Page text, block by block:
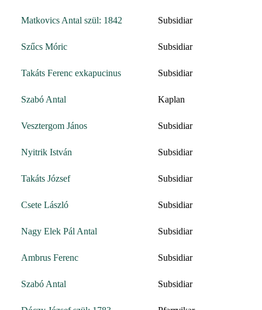
Matkovics Antal szül: 1842 Subsidiar
Szűcs Móric Subsidiar
Takáts Ferenc exkapucinus Subsidiar
Szabó Antal Kaplan
Vesztergom János Subsidiar
Nyitrik István Subsidiar
Takáts József Subsidiar
Csete László Subsidiar
Nagy Elek Pál Antal Subsidiar
Ambrus Ferenc Subsidiar
Szabó Antal Subsidiar